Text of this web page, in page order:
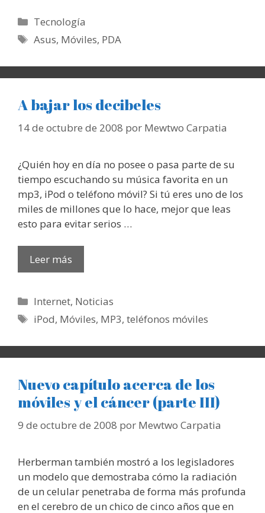
Categorías
Tecnología
Etiquetas
Asus, Móviles, PDA
A bajar los decibeles
14 de octubre de 2008 por Mewtwo Carpatia
¿Quién hoy en día no posee o pasa parte de su
tiempo escuchando su música favorita en un
mp3, iPod o teléfono móvil? Si tú eres uno de los
miles de millones que lo hace, mejor que leas
esto para evitar serios …
Leer más
Categorías
Internet, Noticias
Etiquetas
iPod, Móviles, MP3,teléfonos móviles
Nuevo capítulo acerca de los
móviles y el cáncer (parte III)
9 de octubre de 2008 por Mewtwo Carpatia
Herberman también mostró a los legisladores
un modelo que demostraba cómo la radiación
de un celular penetraba de forma más profunda
en el cerebro de un chico de cinco años que en